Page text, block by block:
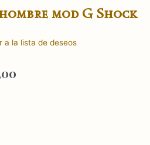
mod G Shock
a la lista de deseos